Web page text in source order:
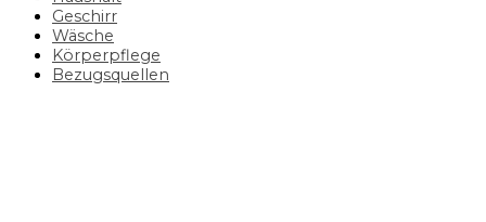
Geschirr
Wäsche
Körperpflege
Bezugsquellen